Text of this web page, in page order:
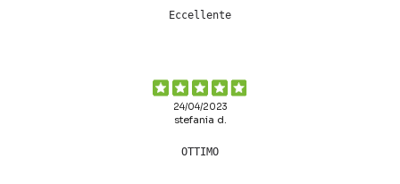
Eccellente
24/04/2023
stefania d.
OTTIMO